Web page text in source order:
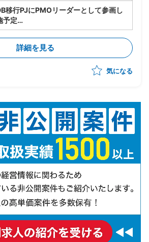
移行PJにPMOリーダーとして参画し
予定
おけるBP社検証物の確認・品質担
テストで発生する障害の管理・進行
用/障害解消状況のトラッキング
詳細を見る
気になる